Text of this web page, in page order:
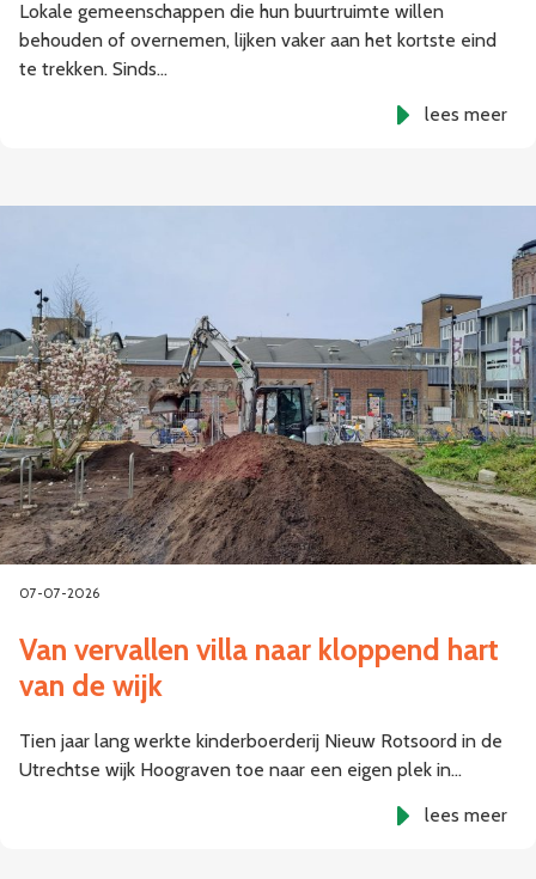
Lokale gemeenschappen die hun buurtruimte willen
behouden of overnemen, lijken vaker aan het kortste eind
te trekken. Sinds…
lees meer
07-07-2026
Van vervallen villa naar kloppend hart
van de wijk
Tien jaar lang werkte kinderboerderij Nieuw Rotsoord in de
Utrechtse wijk Hoograven toe naar een eigen plek in…
lees meer